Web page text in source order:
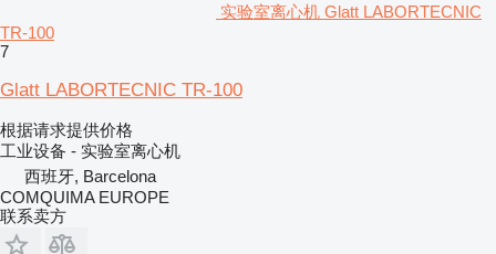
实验室离心机 Glatt LABORTECNIC
TR-100
7
Glatt LABORTECNIC TR-100
根据请求提供价格
工业设备 - 实验室离心机
西班牙, Barcelona
COMQUIMA EUROPE
联系卖方